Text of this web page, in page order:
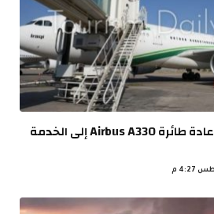
“النقل العراقية” تعلن إعادة طائرة Airbus A330 إلى الخدمة